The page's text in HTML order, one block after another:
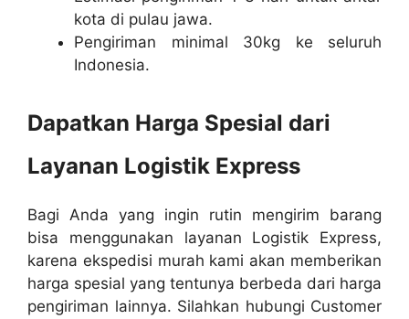
kota di pulau jawa.
Pengiriman minimal 30kg ke seluruh
Indonesia.
Dapatkan Harga Spesial dari
Layanan Logistik Express
Bagi Anda yang ingin rutin mengirim barang
bisa menggunakan layanan Logistik Express,
karena ekspedisi murah kami akan memberikan
harga spesial yang tentunya berbeda dari harga
pengiriman lainnya. Silahkan hubungi Customer